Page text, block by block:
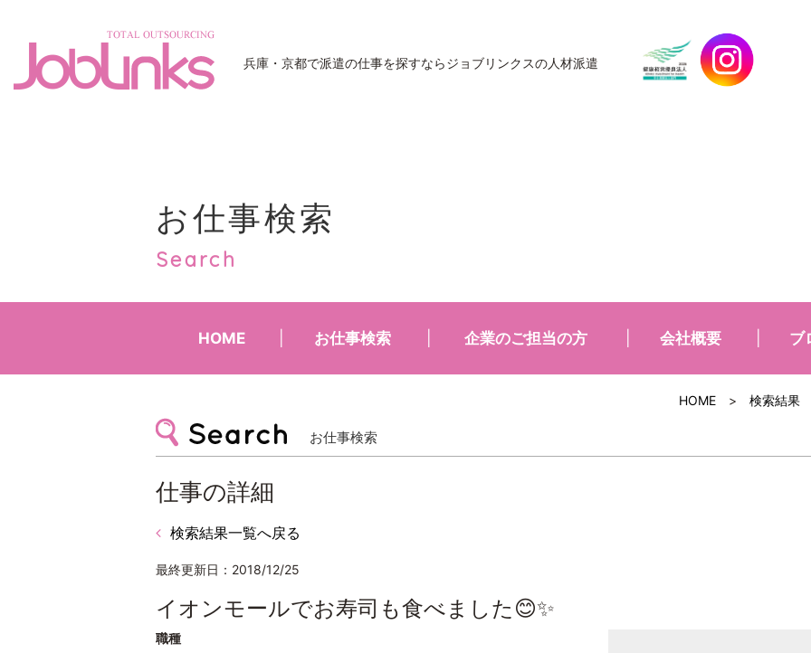
兵庫・京都で派遣の仕事を探すならジョブリンクスの人材派遣
お仕事検索
Search
HOME お仕事検索 企業のご担当の方 会社概要 ブ
HOME > 検索結果
お仕事検索
仕事の詳細
検索結果一覧へ戻る
最終更新日：2018/12/25
イオンモールでお寿司も食べました😊✨
職種